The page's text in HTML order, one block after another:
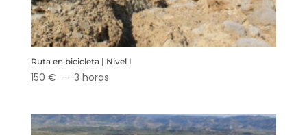
Ruta en bicicleta | Nivel I
150 € 3 horas